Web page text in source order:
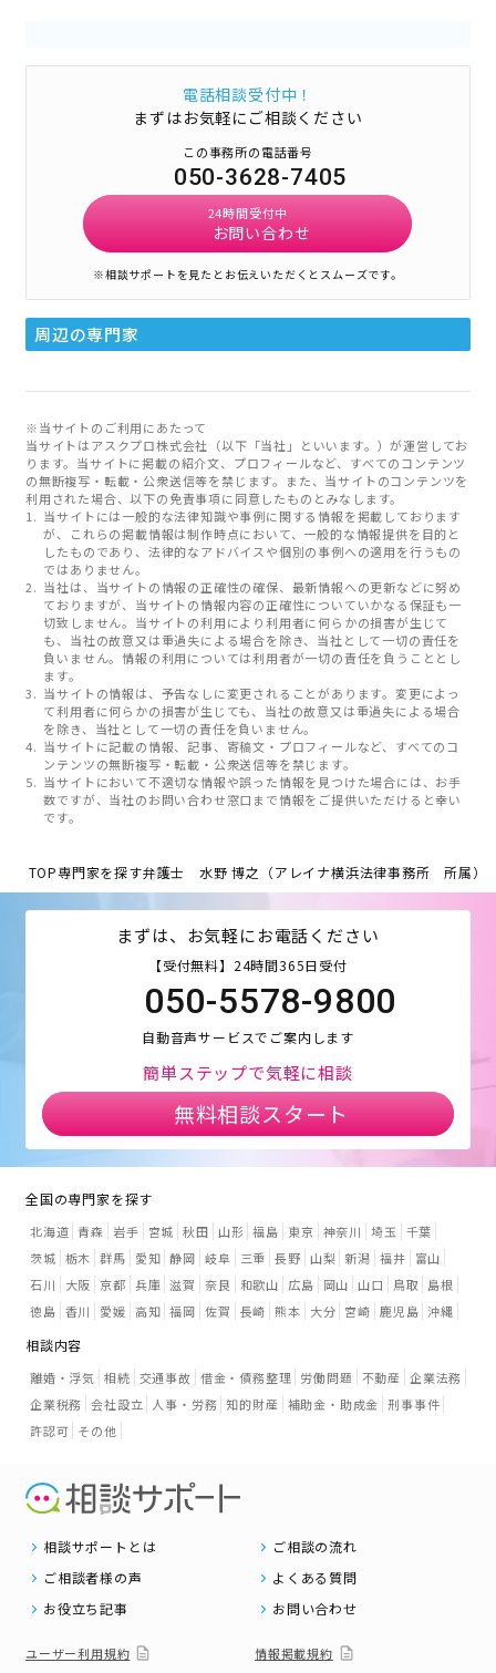
電話相談受付中！
まずはお気軽にご相談ください
この事務所の電話番号
050-3628-7405
24時間受付中
お問い合わせ
※相談サポートを見たとお伝えいただくとスムーズです。
周辺の専門家
※当サイトのご利用にあたって
当サイトはアスクプロ株式会社（以下「当社」といいます。）が運営してお
ります。当サイトに掲載の紹介文、プロフィールなど、すべてのコンテンツ
の無断複写・転載・公衆送信等を禁じます。また、当サイトのコンテンツを
利用された場合、以下の免責事項に同意したものとみなします。
当サイトには一般的な法律知識や事例に関する情報を掲載しております
が、これらの掲載情報は制作時点において、一般的な情報提供を目的と
したものであり、法律的なアドバイスや個別の事例への適用を行うもの
ではありません。
当社は、当サイトの情報の正確性の確保、最新情報への更新などに努め
ておりますが、当サイトの情報内容の正確性についていかなる保証も一
切致しません。当サイトの利用により利用者に何らかの損害が生じて
も、当社の故意又は重過失による場合を除き、当社として一切の責任を
負いません。情報の利用については利用者が一切の責任を負うこととし
ます。
当サイトの情報は、予告なしに変更されることがあります。変更によっ
て利用者に何らかの損害が生じても、当社の故意又は重過失による場合
を除き、当社として一切の責任を負いません。
当サイトに記載の情報、記事、寄稿文・プロフィールなど、すべてのコ
ンテンツの無断複写・転載・公衆送信等を禁じます。
当サイトにおいて不適切な情報や誤った情報を見つけた場合には、お手
数ですが、当社のお問い合わせ窓口まで情報をご提供いただけると幸い
です。
TOP専門家を探す弁護士 水野 博之（アレイナ横浜法律事務所 所属）
まずは、お気軽にお電話ください
【受付無料】24時間365日受付
050-5578-9800
自動音声サービスでご案内します
簡単ステップで気軽に相談
無料相談スタート
全国の専門家を探す
北海道 青森 岩手 宮城 秋田 山形 福島 東京 神奈川 埼玉
千葉
茨城 栃木 群馬 愛知 静岡 岐阜 三重 長野 山梨 新潟 福井
富山
石川
大阪 京都 兵庫 滋賀 奈良 和歌山 広島 岡山 山口 鳥取
島根
徳島 香川 愛媛 高知 福岡 佐賀 長崎 熊本 大分 宮崎 鹿児島 沖縄
相談内容
離婚・浮気 相続 交通事故 借金・債務整理 労働問題 不動産 企業法務
企業税務 会社設立 人事・労務 知的財産 補助金・助成金 刑事事件
許認可 その他
相談サポートとは
ご相談の流れ
ご相談者様の声
よくある質問
お役立ち記事
お問い合わせ
ユーザー利用規約 情報掲載規約